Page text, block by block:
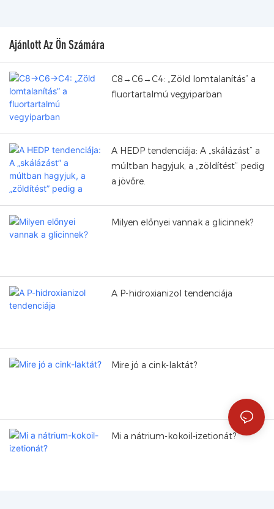
teljes foszfortartalmának
határértékét.
Ajánlott Az Ön Számára
C8→C6→C4: „Zöld lomtalanítás” a
fluortartalmú vegyiparban
A HEDP tendenciája: A „skálázást” a
múltban hagyjuk, a „zöldítést” pedig
a jövőre.
Milyen előnyei vannak a glicinnek?
A P-hidroxianizol tendenciája
Mire jó a cink-laktát?
Mi a nátrium-kokoil-izetionát?